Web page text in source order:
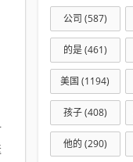
公司 (587)
的是(461)
美国 (1194)
孩子(408)
他的 (290)